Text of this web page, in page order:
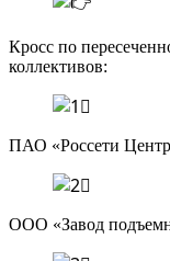
Кросс по
коллективов:
ПАО «Россети
ООО «Завод